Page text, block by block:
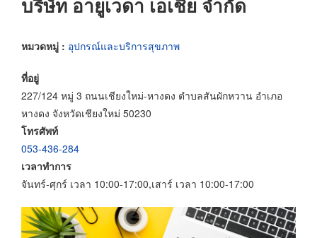
บริษัท อายูเวดา เอเชีย จำกัด
หมวดหมู่ : อุปกรณ์และบริการสุขภาพ
ที่อยู่
227/124 หมู่ 3 ถนนเชียงใหม่-หางดง ตำบลสันผักหวาน อำเภอ
หางดง จังหวัดเชียงใหม่ 50230
โทรศัพท์
053-436-284
เวลาทำการ
จันทร์-ศุกร์ เวลา 10:00-17:00,เสาร์ เวลา 10:00-17:00